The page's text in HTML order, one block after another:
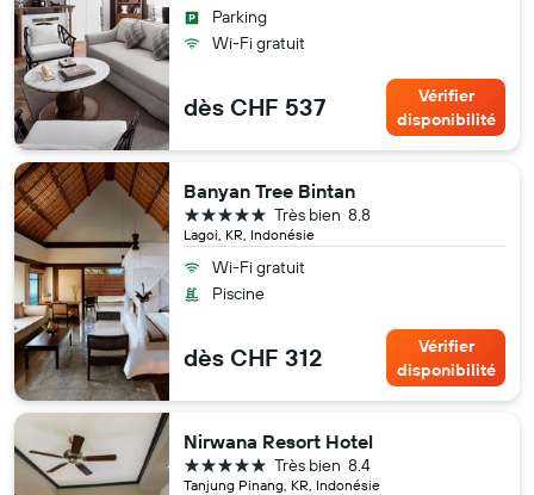
Parking
Wi-Fi gratuit
dès CHF 537
Vérifier
disponibilité
Banyan Tree Bintan
Lagoi, KR, Indonésie
8.8
Très bien
5 étoiles
Wi-Fi gratuit
Piscine
dès CHF 312
Vérifier
disponibilité
Nirwana Resort Hotel
Tanjung Pinang, KR, Indonésie
8.4
Très bien
5 étoiles